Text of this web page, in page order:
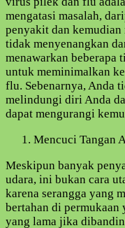
mengatasi masalah,
penyakit dan kemudian
tidak menyenangkan
menawarkan beberapa
untuk meminimalkan
flu. Sebenarnya, Anda
melindungi diri Anda
dapat mengurangi
Mencuci Tangan
Meskipun banyak
udara, ini bukan cara
karena serangga yang
bertahan di permukaan
yang lama jika